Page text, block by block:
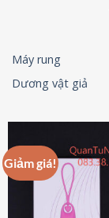
Máy rung
Dương vật giả
Giảm giá!